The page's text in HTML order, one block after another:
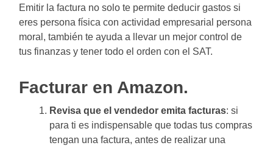
Emitir la factura no solo te permite deducir gastos si
eres persona física con actividad empresarial persona
moral, también te ayuda a llevar un mejor control de
tus finanzas y tener todo el orden con el SAT.
Facturar en Amazon.
Revisa que el vendedor emita facturas: si
para ti es indispensable que todas tus compras
tengan una factura, antes de realizar una